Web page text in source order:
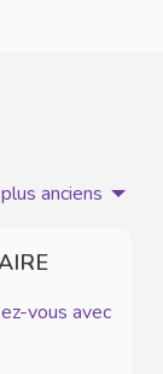
anciens
vous avec